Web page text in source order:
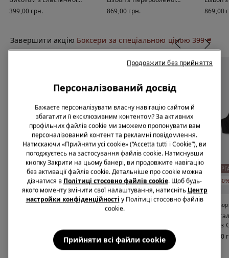
Органічної Бавовни
399,00 грн.
Мікрофібри
869,00 грн. 869,00
Завершити акцію Боксери за спеціальною ціною 399 ₴
Ефект Invisible
-50% НА 2-ий БЮСТГАЛЬТЕР
3 Кольори
Краями Natural Lifting
ПЕРЕРОБЛЕНА МІКРОФІБРА
-50% НА 2-ий БЮСТГАЛЬТЕР
5 Кольори
869,00 грн.
5
Paris з
869,00
Персоналізований досвід
Бажаєте персоналізувати власну навігацію сайтом й
збагатити її ексклюзивним контентом? За активних
профільних файлів cookie ми зможемо пропонувати вам
персоналізований контент та рекламні повідомлення.
Натискаючи «Прийняти усі cookie» (“Accetta tutti i Cookie”), ви
погоджуєтесь на застосування файлів cookie. Натиснувши
кнопку Закрити на цьому банері, ви продовжите навігацію
без активації файлів cookie. Детальніше про cookie можна
дізнатися в Політиці стосовно файлів cookie. Щоб будь-
якого моменту змінити свої налаштування, натисніть Центр
настройки конфіденційності у Політиці стосовно файлів
cookie.
Прийняти всі файли сookie
Продовжити без прийняття